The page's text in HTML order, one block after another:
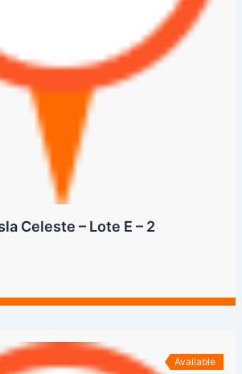
Celeste – Lote E – 2
Available